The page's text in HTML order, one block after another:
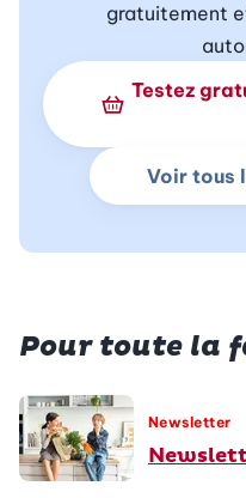
gratuitement
Testez
Voir tous
Pour toute la
Newsletter